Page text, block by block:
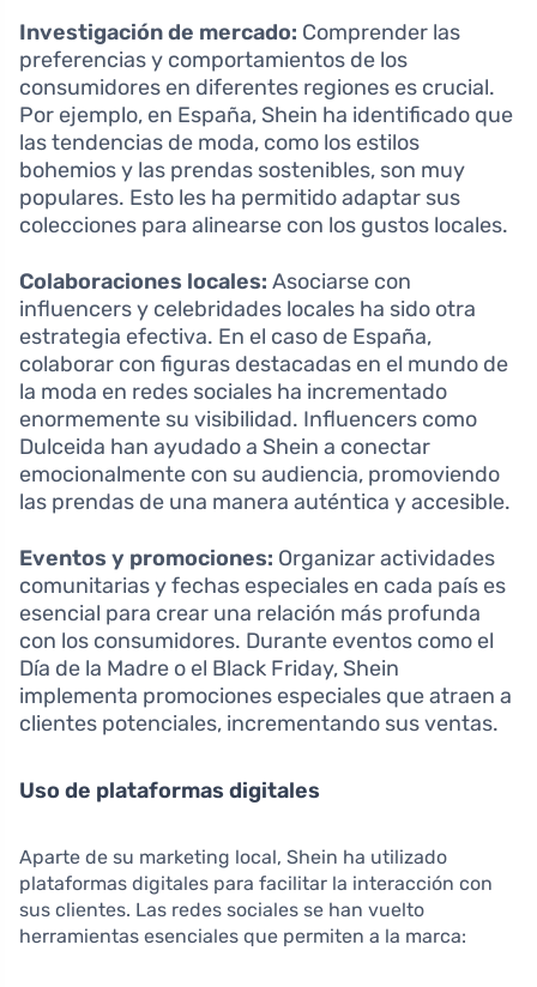
Investigación de mercado: Comprender las
preferencias y comportamientos de los
consumidores en diferentes regiones es crucial.
Por ejemplo, en España, Shein ha identificado que
las tendencias de moda, como los estilos
bohemios y las prendas sostenibles, son muy
populares. Esto les ha permitido adaptar sus
colecciones para alinearse con los gustos locales.
Colaboraciones locales: Asociarse con
influencers y celebridades locales ha sido otra
estrategia efectiva. En el caso de España,
colaborar con figuras destacadas en el mundo de
la moda en redes sociales ha incrementado
enormemente su visibilidad. Influencers como
Dulceida han ayudado a Shein a conectar
emocionalmente con su audiencia, promoviendo
las prendas de una manera auténtica y accesible.
Eventos y promociones: Organizar actividades
comunitarias y fechas especiales en cada país es
esencial para crear una relación más profunda
con los consumidores. Durante eventos como el
Día de la Madre o el Black Friday, Shein
implementa promociones especiales que atraen a
clientes potenciales, incrementando sus ventas.
Uso de plataformas digitales
Aparte de su marketing local, Shein ha utilizado
plataformas digitales para facilitar la interacción con
sus clientes. Las redes sociales se han vuelto
herramientas esenciales que permiten a la marca: